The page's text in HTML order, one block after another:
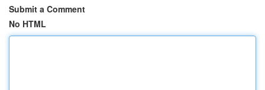
Submit a Comment
No HTML